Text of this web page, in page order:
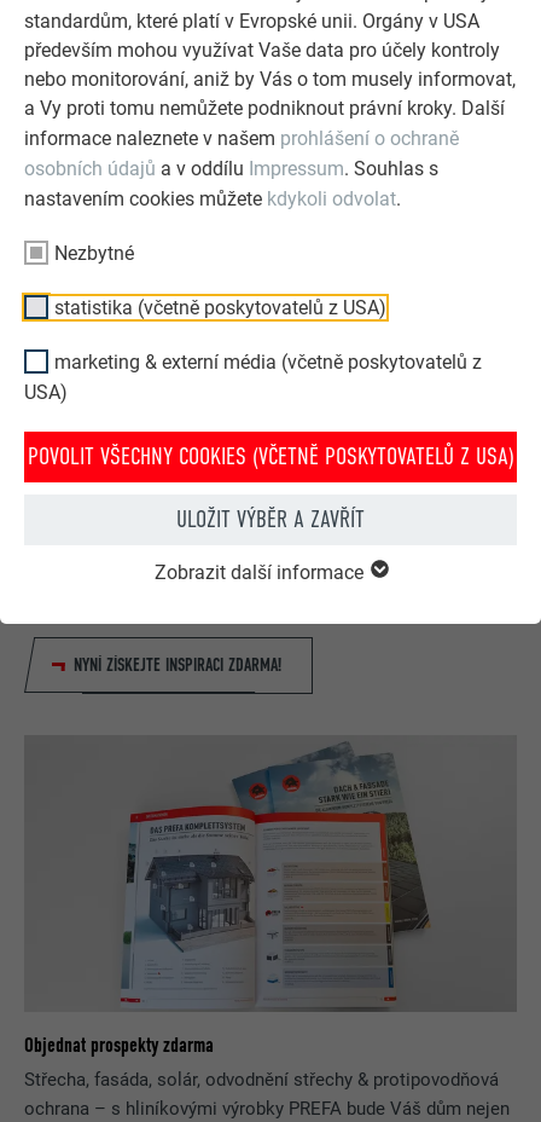
standardům, které platí v Evropské unii. Orgány v USA
především mohou využívat Vaše data pro účely kontroly
nebo monitorování, aniž by Vás o tom musely informovat,
a Vy proti tomu nemůžete podniknout právní kroky. Další
informace naleznete v našem prohlášení o ochraně
osobních údajů a v oddílu Impressum. Souhlas s
nastavením cookies můžete kdykoli odvolat.
Nezbytné
statistika (včetně poskytovatelů z USA)
marketing & externí média (včetně poskytovatelů z
USA)
POVOLIT VŠECHNY COOKIES (VČETNĚ POSKYTOVATELŮ Z USA)
ULOŽIT VÝBĚR A ZAVŘÍT
Zobrazit další informace
PROHLÉDNĚTE SI VÍCE REFERENCÍ
PREFA konfigurátor střechy & fasády
konfigurátoru. Pro zajímavé ztvárnění střechy a fasády
NYNÍ ZÍSKEJTE INSPIRACI ZDARMA!
Objednat prospekty zdarma
Střecha, fasáda, solár, odvodnění střechy & protipovodňová
ochrana – s hliníkovými výrobky PREFA bude Váš dům nejen